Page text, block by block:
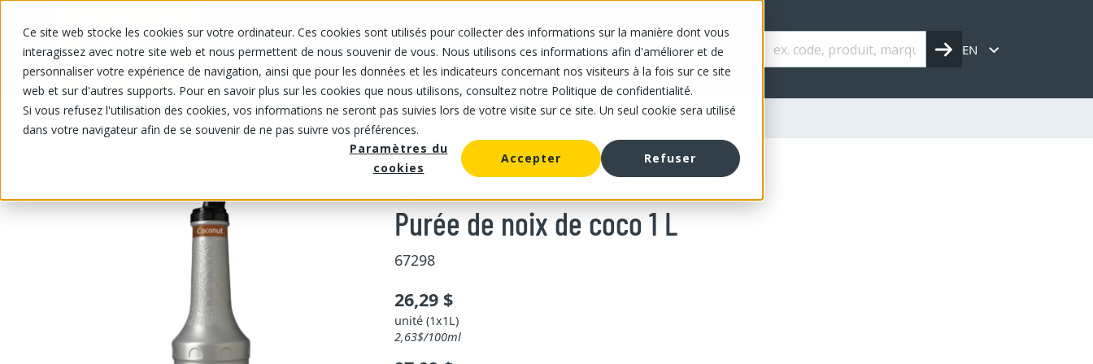
Ce site web stocke les cookies sur votre ordinateur. Ces cookies sont utilisés pour collecter des informations sur la manière dont vous
interagissez avec notre site web et nous permettent de nous souvenir de vous. Nous utilisons ces informations afin d'améliorer et de
personnaliser votre expérience de navigation, ainsi que pour les données et les indicateurs concernant nos visiteurs à la fois sur ce site
web et sur d'autres supports. Pour en savoir plus sur les cookies que nous utilisons, consultez notre Politique de confidentialité.
Si vous refusez l'utilisation des cookies, vos informations ne seront pas suivies lors de votre visite sur ce site. Un seul cookie sera utilisé
dans votre navigateur afin de se souvenir de ne pas suivre vos préférences.
Paramètres du
cookies
Accepter Refuser
NOS PRODUITS NOS PRIX RABAIS NOS MAGASINS NOTRE OFFRE À PROPOS DE NOUS CARRIÈRES EN
NOS PRODUITS/ Boisson/Cristal et sirop/Sirop /Purée de noix de coco 1 L
Purée de noix de coco 1 L
67298
26,29 $
unité (1x1L)
2,63$/100ml